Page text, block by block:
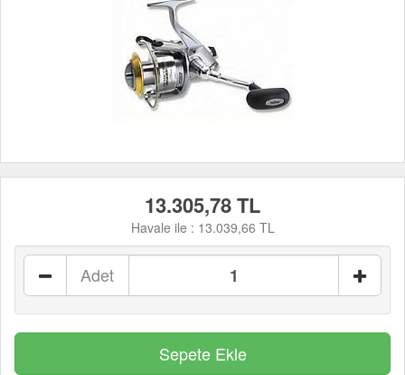
13.305,78 TL
Havale ile : 13.039,66 TL
Adet